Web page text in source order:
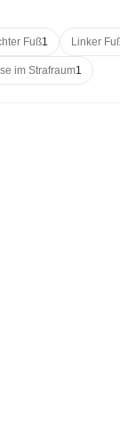
Fuß1 Linker
im Strafraum1